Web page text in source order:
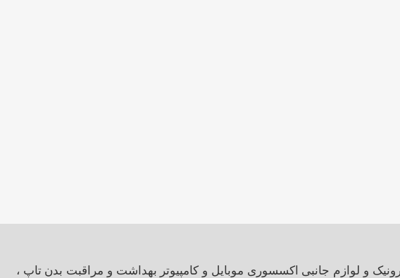
و لوازم جانبی اکسسوری موبایل و کامپیوتر بهداشت و مراقبت بدن تاپ ،